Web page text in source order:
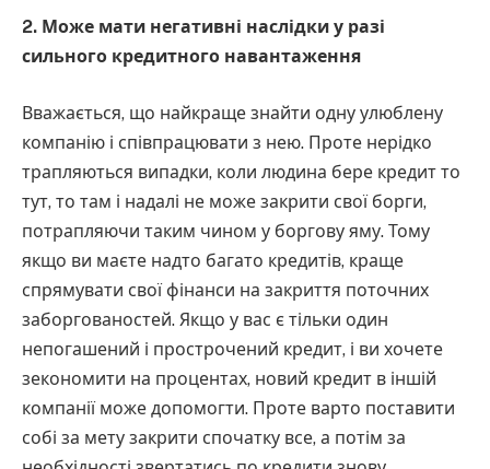
2. Може мати негативні наслідки у разі
сильного кредитного навантаження
Вважається, що найкраще знайти одну улюблену
компанію і співпрацювати з нею. Проте нерідко
трапляються випадки, коли людина бере кредит то
тут, то там і надалі не може закрити свої борги,
потрапляючи таким чином у боргову яму. Тому
якщо ви маєте надто багато кредитів, краще
спрямувати свої фінанси на закриття поточних
заборгованостей. Якщо у вас є тільки один
непогашений і прострочений кредит, і ви хочете
зекономити на процентах, новий кредит в іншій
компанії може допомогти. Проте варто поставити
собі за мету закрити спочатку все, а потім за